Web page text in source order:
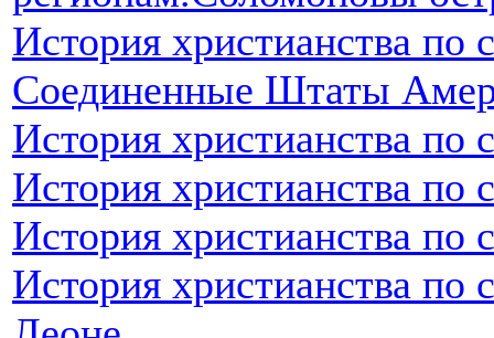
История христианства по
Соединенные Штаты
История христианства
История христианства по
История христианства
История христианства по